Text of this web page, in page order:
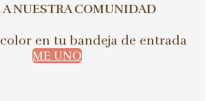
A NUESTRA COMUNIDAD
en tu bandeja de entrada
ME UNO